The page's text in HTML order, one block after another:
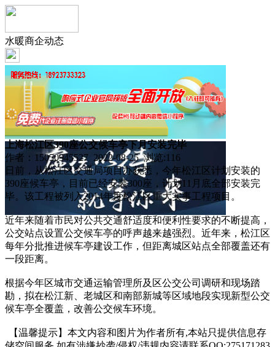
水暖商企动态
上海松江区390座公交候车亭下月安装完毕
作者：15050945527 2022-08-25 浏览:116
日前，从松江区交通局项目办获悉，今年松江区计划安装的
390座候车亭，目前已经安装300座，计划11月底全部安装完
毕。该工程被列入2014年度松江区重大实事工程项目。
近年来随着市民对公共交通舒适度和便利性要求的不断提高，
公交站点设置公交候车亭的呼声越来越强烈。近年来，松江区
每年分批推进候车亭建设工作，但距离城区站点全部覆盖还有
一段距离。
根据今年区城市交通运输管理所及区公交公司调研和现场踏
勘，拟在松江新、老城区和南部新城等区域地段实现新型公交
候车亭全覆盖，改善公交候车环境。
【温馨提示】本文内容和图片为作者所有,本站只提供信息存